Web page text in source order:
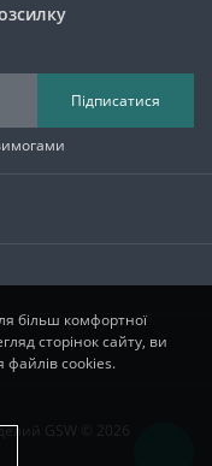
Підписатися
GSW © 2026
більш комфортної
сторінок сайту, ви
файлів cookies.